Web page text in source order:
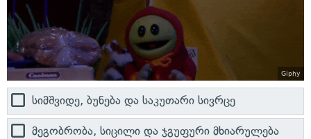
Giphy
სიმშვიდე, ბუნება და საკუთარი სივრცე
მეგობრობა, სიცილი და ჯგუფური მხიარულება